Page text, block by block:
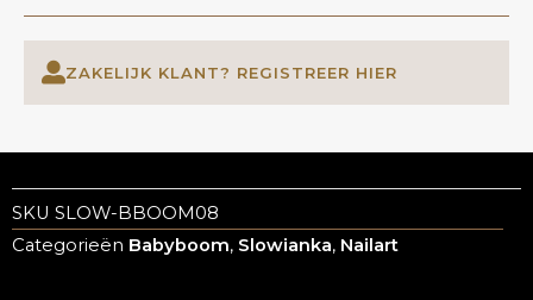
ZAKELIJK KLANT? REGISTREER HIER
SKU SLOW-BBOOM08
Categorieën Babyboom, Slowianka, Nailart